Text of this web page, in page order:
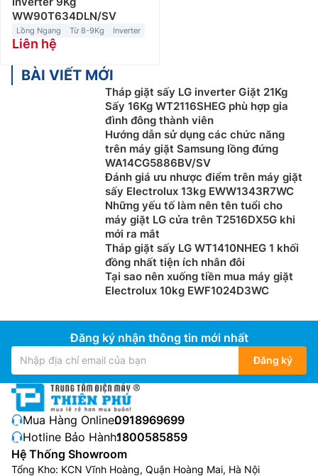
WW90T634DLN/SV
Lồng Ngang Từ 8-9Kg Inverter
Liên hệ
BÀI VIẾT MỚI
Tháp giặt sấy LG inverter Giặt 21Kg
Sấy 16Kg WT2116SHEG phù hợp gia
đình đông thành viên
Hướng dẫn sử dụng các chức năng
trên máy giặt Samsung lồng đứng
WA14CG5886BV/SV
Đánh giá ưu nhược điểm trên máy giặt
sấy Electrolux 13kg EWW1343R7WC
Những yếu tố làm nên tên tuổi cho
máy giặt LG cửa trên T2516DX5G khi
mới ra mắt
Tháp giặt sấy LG WT1410NHEG 1 khối
đồng nhất tiện ích nhân đôi
Tại sao nên xuống tiền mua máy giặt
Electrolux 10kg EWF1024D3WC
Đăng ký nhận thông tin mới nhất
Đăng ký
Mua Hàng Online:0918969699
Hotline Bảo Hành:1800585859
Hệ Thống Showroom
Tổng Kho: KCN Vĩnh Hoàng, Quận Hoàng Mai, Hà Nội